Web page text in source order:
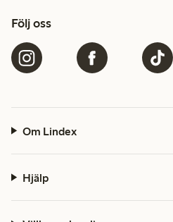
Följ oss
Om Lindex
Hjälp